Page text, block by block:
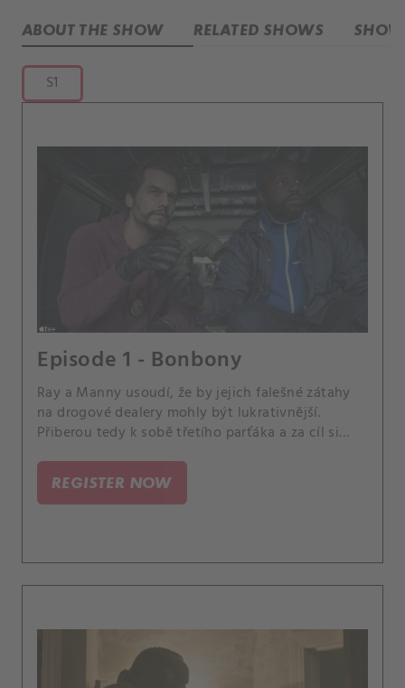
ABOUT THE SHOW RELATED SHOWS
S1
Episode 1 - Bonbony
Ray a Manny usoudí, že by jejich falešné zátahy
na drogové dealery mohly být lukrativnější.
Přiberou tedy k sobě třetího parťáka a za cíl si
REGISTER NOW